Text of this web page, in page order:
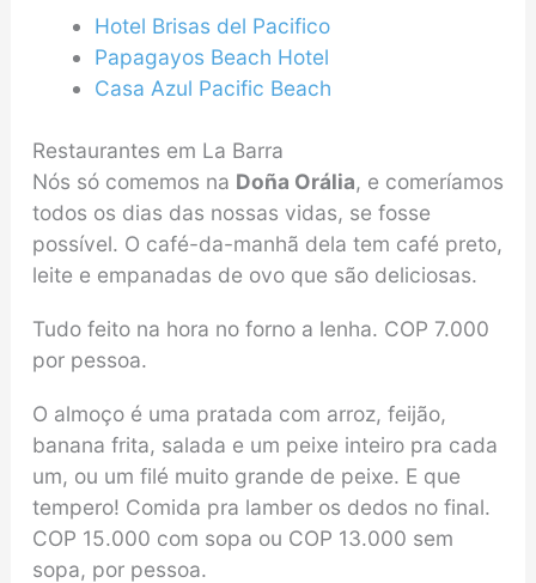
Hotel Brisas del Pacifico
Papagayos Beach Hotel
Casa Azul Pacific Beach
Restaurantes em La Barra
Nós só comemos na Doña Orália, e comeríamos
todos os dias das nossas vidas, se fosse
possível. O café-da-manhã dela tem café preto,
leite e empanadas de ovo que são deliciosas.
Tudo feito na hora no forno a lenha. COP 7.000
por pessoa.
O almoço é uma pratada com arroz, feijão,
banana frita, salada e um peixe inteiro pra cada
um, ou um filé muito grande de peixe. E que
tempero! Comida pra lamber os dedos no final.
COP 15.000 com sopa ou COP 13.000 sem
sopa, por pessoa.